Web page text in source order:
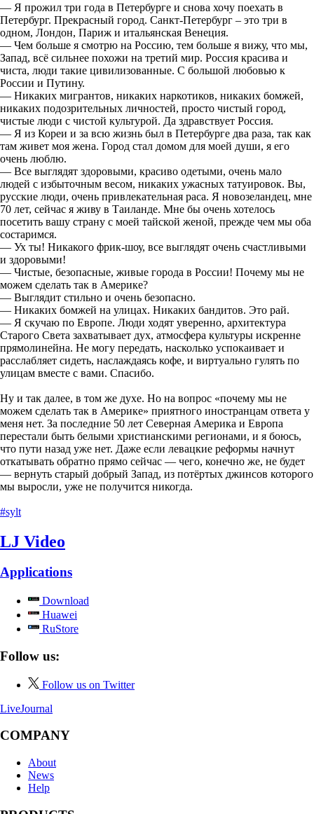
— Я прожил три года в Петербурге и снова хочу поехать в
Петербург. Прекрасный город. Санкт-Петербург – это три в
одном, Лондон, Париж и итальянская Венеция.
— Чем больше я смотрю на Россию, тем больше я вижу, что мы,
Запад, всё сильнее похожи на третий мир. Россия красива и
чиста, люди такие цивилизованные. С большой любовью к
России и Путину.
— Никаких мигрантов, никаких наркотиков, никаких бомжей,
никаких подозрительных личностей, просто чистый город,
чистые люди с чистой культурой. Да здравствует Россия.
— Я из Кореи и за всю жизнь был в Петербурге два раза, так как
там живет моя жена. Город стал домом для моей души, я его
очень люблю.
— Все выглядят здоровыми, красиво одетыми, очень мало
людей с избыточным весом, никаких ужасных татуировок. Вы,
русские люди, очень привлекательная раса. Я новозеландец, мне
70 лет, сейчас я живу в Таиланде. Мне бы очень хотелось
посетить вашу страну с моей тайской женой, прежде чем мы оба
состаримся.
— Ух ты! Никакого фрик-шоу, все выглядят очень счастливыми
и здоровыми!
— Чистые, безопасные, живые города в России! Почему мы не
можем сделать так в Америке?
— Выглядит стильно и очень безопасно.
— Никаких бомжей на улицах. Никаких бандитов. Это рай.
— Я скучаю по Европе. Люди ходят уверенно, архитектура
Старого Света захватывает дух, атмосфера культуры искренне
прямолинейна. Не могу передать, насколько успокаивает и
расслабляет сидеть, наслаждаясь кофе, и виртуально гулять по
улицам вместе с вами. Спасибо.
Ну и так далее, в том же духе. Но на вопрос «почему мы не
можем сделать так в Америке» приятного иностранцам ответа у
меня нет. За последние 50 лет Северная Америка и Европа
перестали быть белыми христианскими регионами, и я боюсь,
что пути назад уже нет. Даже если левацкие реформы начнут
откатывать обратно прямо сейчас — чего, конечно же, не будет
— вернуть старый добрый Запад, из потёртых джинсов которого
мы выросли, уже не получится никогда.
#sylt
LJ Video
Applications
Download
Huawei
RuStore
Follow us:
Follow us on Twitter
LiveJournal
COMPANY
About
News
Help